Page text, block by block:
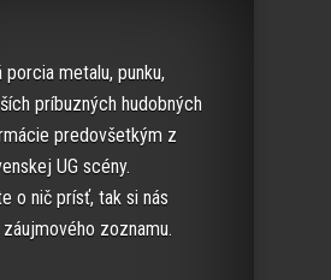
porcia metalu, punku,
príbuzných hudobných
predovšetkým z
UG scény.
o nič prísť, tak si nás
zoznamu.